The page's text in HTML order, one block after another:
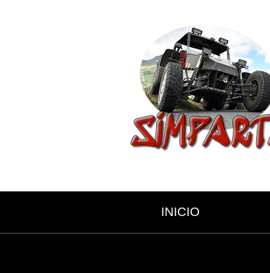
INICIO